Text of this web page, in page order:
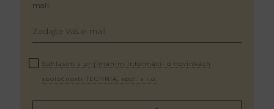
mail.
Súhlasím s prijímaním informácií o novinkách
spoločnosti TECHNIA, spol. s r.o.